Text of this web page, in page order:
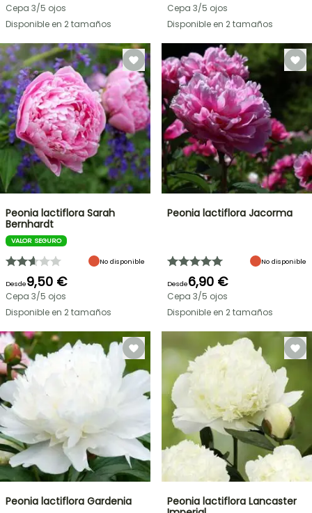
Cepa 3/5 ojos
Disponible en 2 tamaños
Cepa 3/5 ojos
Disponible en 2 tamaños
Peonia lactiflora Sarah
Bernhardt
VALOR SEGURO
No disponible
Desde9,50 €
Cepa 3/5 ojos
Disponible en 2 tamaños
Peonia lactiflora Jacorma
No disponible
Desde6,90 €
Cepa 3/5 ojos
Disponible en 2 tamaños
Peonia lactiflora Gardenia
Peonia lactiflora Lancaster